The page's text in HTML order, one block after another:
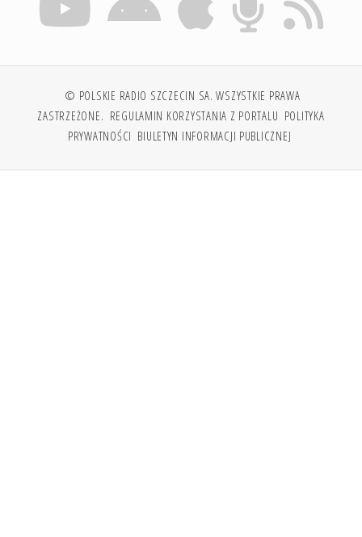
© POLSKIE RADIO SZCZECIN SA. WSZYSTKIE PRAWA
ZASTRZEŻONE. REGULAMIN KORZYSTANIA Z PORTALU POLITYKA
PRYWATNOŚCI BIULETYN INFORMACJI PUBLICZNEJ